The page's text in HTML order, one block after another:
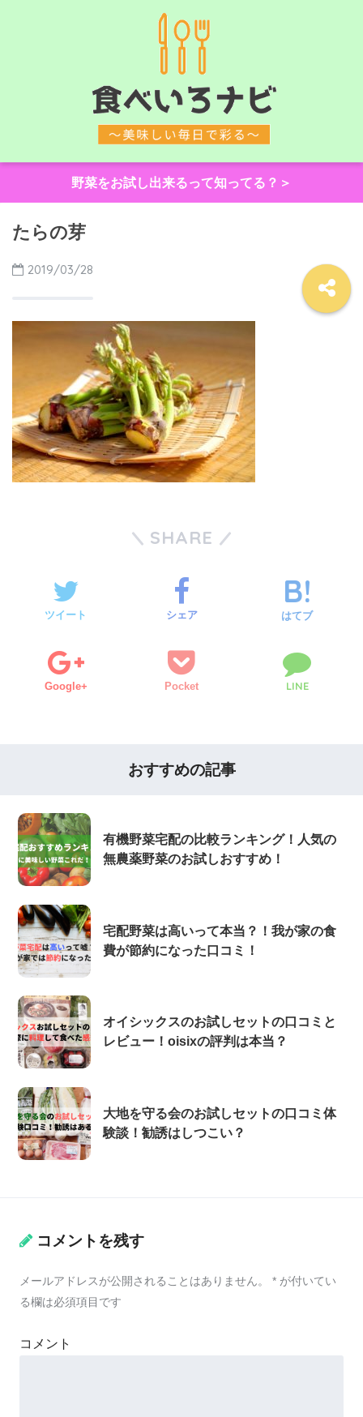
野菜をお試し出来るって知ってる？＞
たらの芽
2019/03/28
SHARE
ツイート シェア はてブ
Google+ Pocket LINE
おすすめの記事
有機野菜宅配の比較ランキング！人気の
無農薬野菜のお試しおすすめ！
宅配野菜は高いって本当？！我が家の食
費が節約になった口コミ！
オイシックスのお試しセットの口コミと
レビュー！oisixの評判は本当？
大地を守る会のお試しセットの口コミ体
験談！勧誘はしつこい？
コメントを残す
メールアドレスが公開されることはありません。 * が付いてい
る欄は必須項目です
コメント